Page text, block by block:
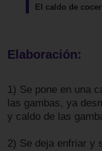
El caldo de
Elaboración:
1) Se pone en una
las gambas, ya
y caldo de las
2) Se deja enfriar y